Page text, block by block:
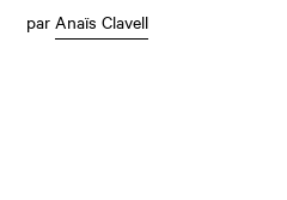
parAnaïs Clavell